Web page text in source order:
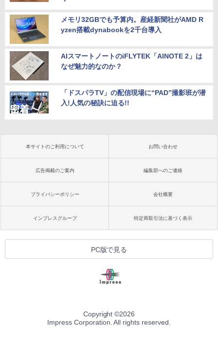
メモリ32GBでも予算内。産経新聞社がAMD R
yzen搭載dynabookを2千台導入
AIスマートノートのiFLYTEK「AINOTE 2」は
なぜ魅力的なのか？
「ドスパラTV」の配信現場に“PAD”撮影班が潜
入!人気の秘訣に迫る!!
本サイトのご利用について お問い合わせ
広告掲載のご案内 編集部へのご連絡
プライバシーポリシー 会社概要
インプレスグループ 特定商取引法に基づく表示
PC版で見る
Copyright ©2026
Impress Corporation. All rights reserved.